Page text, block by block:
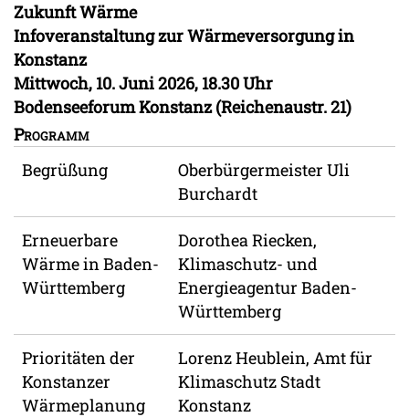
Zukunft Wärme
Infoveranstaltung zur Wärmeversorgung in
Konstanz
Mittwoch, 10. Juni 2026, 18.30 Uhr
Bodenseeforum Konstanz (Reichenaustr. 21)
Programm
Begrüßung
Oberbürgermeister Uli
Burchardt
Erneuerbare
Wärme in Baden-
Württemberg
Dorothea Riecken,
Klimaschutz- und
Energieagentur Baden-
Württemberg
Prioritäten der
Konstanzer
Wärmeplanung
Lorenz Heublein, Amt für
Klimaschutz Stadt
Konstanz